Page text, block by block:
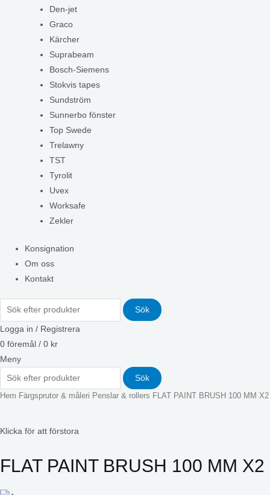
Den-jet
Graco
Kärcher
Suprabeam
Bosch-Siemens
Stokvis tapes
Sundström
Sunnerbo fönster
Top Swede
Trelawny
TST
Tyrolit
Uvex
Worksafe
Zekler
Konsignation
Om oss
Kontakt
Sök
Logga in / Registrera
0 föremål / 0 kr
Meny
Sök
Hem Färgsprutor & måleri Penslar & rollers FLAT PAINT BRUSH 100 MM X2
Klicka för att förstora
FLAT PAINT BRUSH 100 MM X2